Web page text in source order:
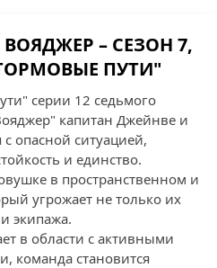
– СЕЗОН 7,
ПУТИ"
серии 12 седьмого
капитан Джейнве и
опасной ситуацией,
и единство.
в пространственном и
угрожает не только их
экипажа.
в области с активными
команда становится